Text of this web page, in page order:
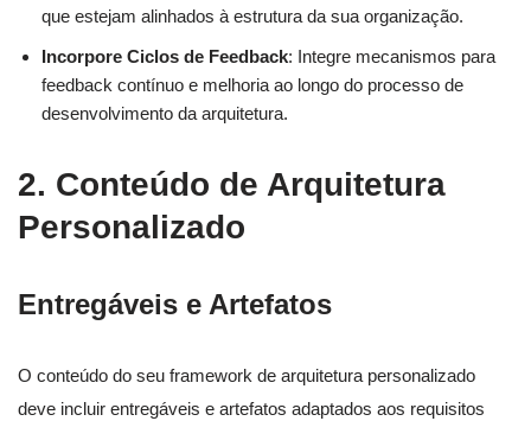
que estejam alinhados à estrutura da sua organização.
Incorpore Ciclos de Feedback: Integre mecanismos para
feedback contínuo e melhoria ao longo do processo de
desenvolvimento da arquitetura.
2. Conteúdo de Arquitetura
Personalizado
Entregáveis e Artefatos
O conteúdo do seu framework de arquitetura personalizado
deve incluir entregáveis e artefatos adaptados aos requisitos